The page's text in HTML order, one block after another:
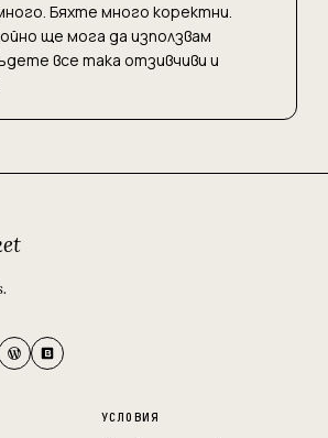
Бяхте много коректни.
ще мога да използвам
все така отзивчиви и
УСЛОВИЯ